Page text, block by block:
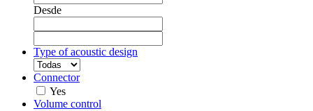
Desde
Type of acoustic design
Connector
Yes
Volume control